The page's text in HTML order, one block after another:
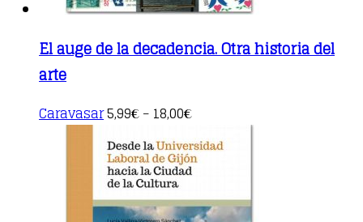
El auge de la decadencia. Otra historia del
arte
Caravasar This
product
has
multiple
variants.
The
options
may
5,99€ – 18,00€